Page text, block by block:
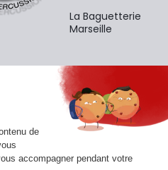
La Baguetterie
Marseille
vous acceptez notre